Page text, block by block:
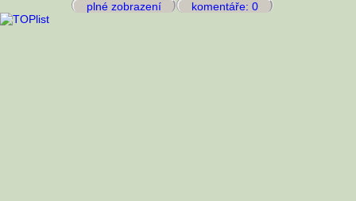
plné zobrazení komentáře: 0